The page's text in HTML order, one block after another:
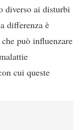
diverso ai disturbi
differenza è
può influenzare
cui queste